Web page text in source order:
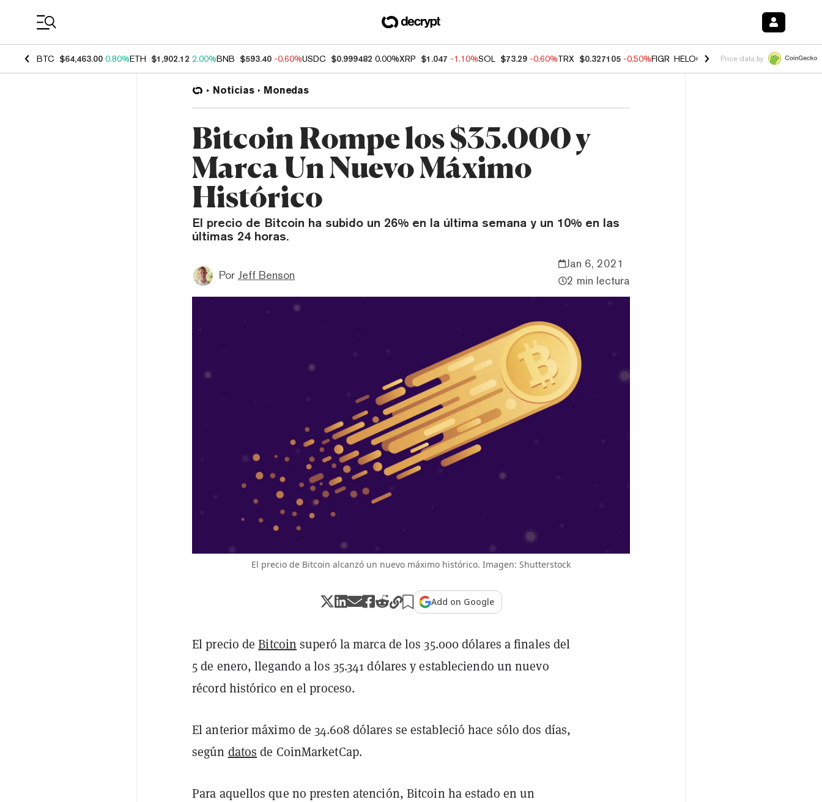
BTC $64,463.00 0.80%ETH $1,902.12 2.00%BNB $593.40 -0.60%USDC $0.999482 0.00%XRP $1.047 -1.10%SOL $73.29 -0.60%TRX $0.327105 -0.50%FIGR_HELOC $1.02 1.70% HYPE $55.18 -
Price data by
Noticias Monedas
Bitcoin Rompe los $35.000 y
Marca Un Nuevo Máximo
Histórico
El precio de Bitcoin ha subido un 26% en la última semana y un 10% en las
últimas 24 horas.
Por Jeff Benson
Jan 6, 2021
2 min lectura
El precio de Bitcoin alcanzó un nuevo máximo histórico. Imagen: Shutterstock
Add on Google
El precio deBitcoin superó la marca de los 35.000 dólares a finales del
5 de enero, llegando a los 35.341 dólares y estableciendo un nuevo
récord histórico en el proceso.
El anterior máximo de 34.608 dólares se estableció hace sólo dos días,
según datos de CoinMarketCap.
Para aquellos que no presten atención, Bitcoin ha estado en un